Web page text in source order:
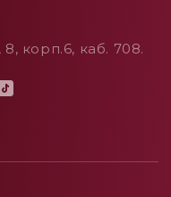
корп.6, каб. 708.